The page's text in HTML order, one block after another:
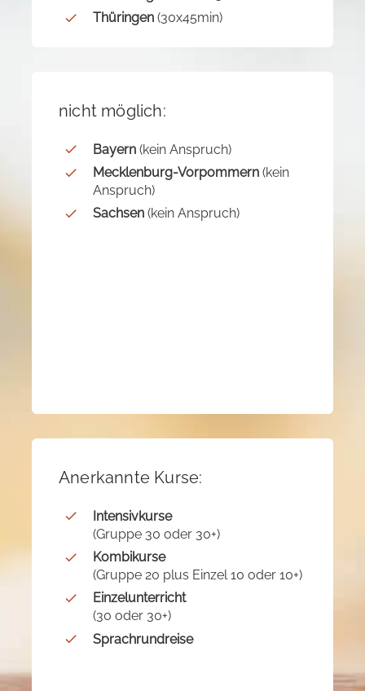
Thüringen (30x45min)
nicht möglich:
Bayern (kein Anspruch)
Mecklenburg-Vorpommern (kein
Anspruch)
Sachsen (kein Anspruch)
Anerkannte Kurse:
Intensivkurse
(Gruppe 30 oder 30+)
Kombikurse
(Gruppe 20 plus Einzel 10 oder 10+)
Einzelunterricht
(30 oder 30+)
Sprachrundreise